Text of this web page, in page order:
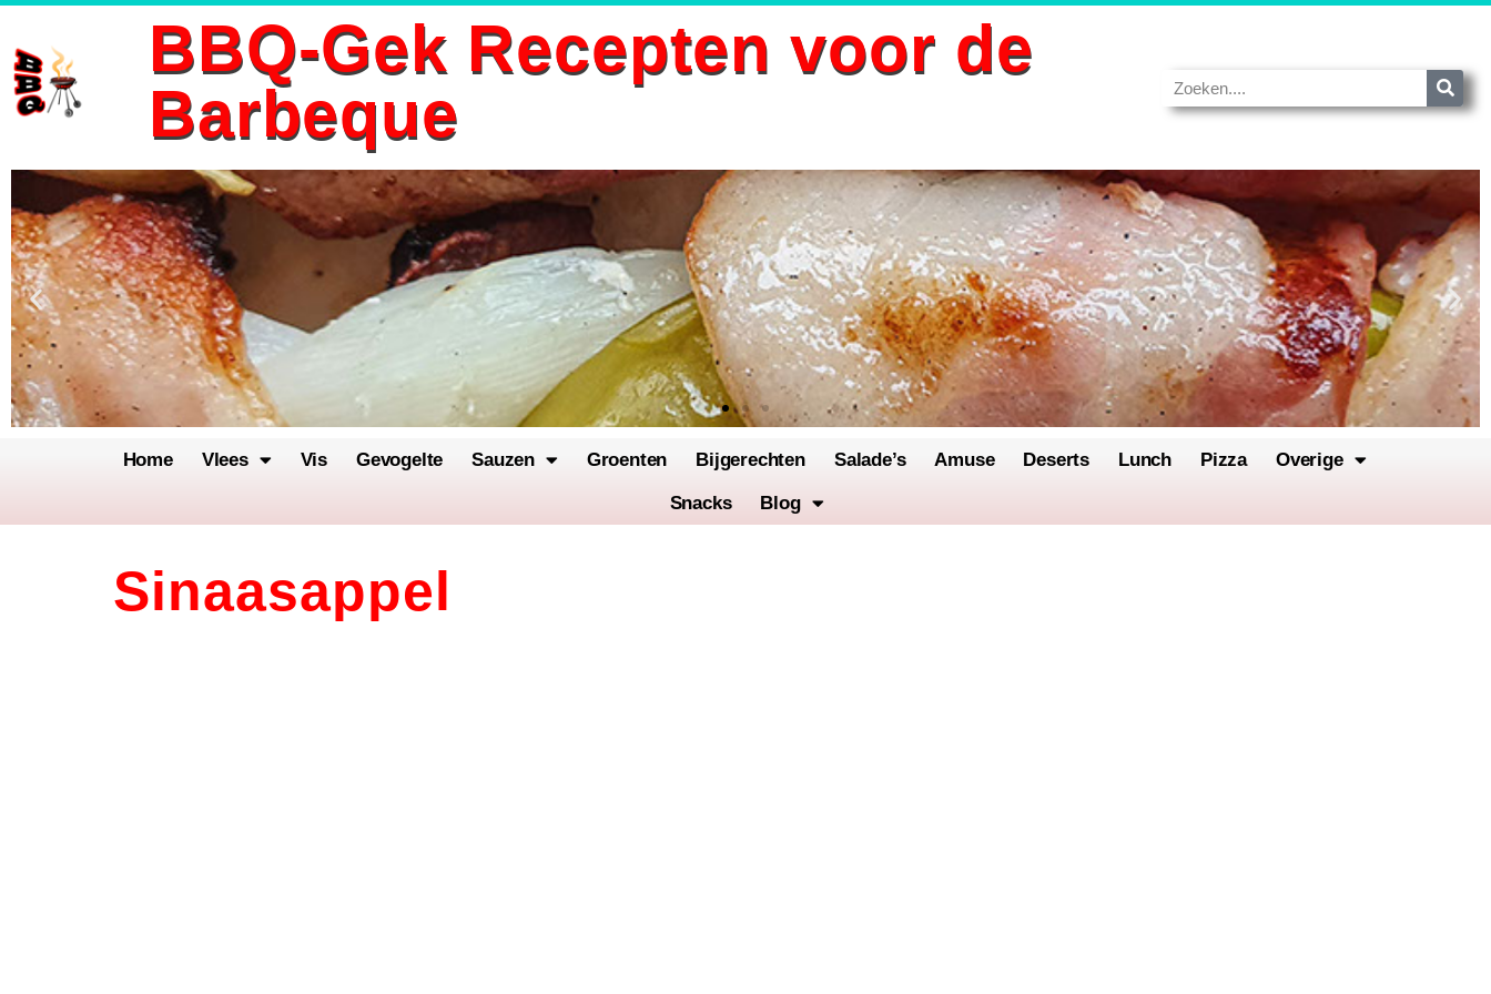
Ga
naar
de
BBQ-Gek Recepten voor de
Barbeque
Home Vlees Vis Gevogelte Sauzen Groenten Bijgerechten Salade’s Amuse Deserts Lunch Pizza Overige
Snacks Blog
Sinaasappel